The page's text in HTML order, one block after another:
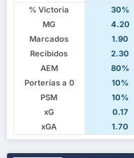
% Victoria
30%
MG
4.20
Marcados
1.90
Recibidos
2.30
AEM
80%
Porterías a 0
10%
PSM
10%
xG
0.17
xGA
1.70